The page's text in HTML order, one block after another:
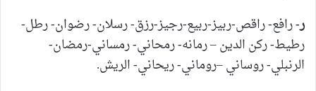
ر-رافع- راقص-ربيز-ربيع-رجيز-رزق- رسلان- رضوان- رطل-
رطيط- ركن الدين – رمانه- رمحاني- رمساني-رمضان-
الرنبلي- روساني –روماني- ريحاني- الريش.